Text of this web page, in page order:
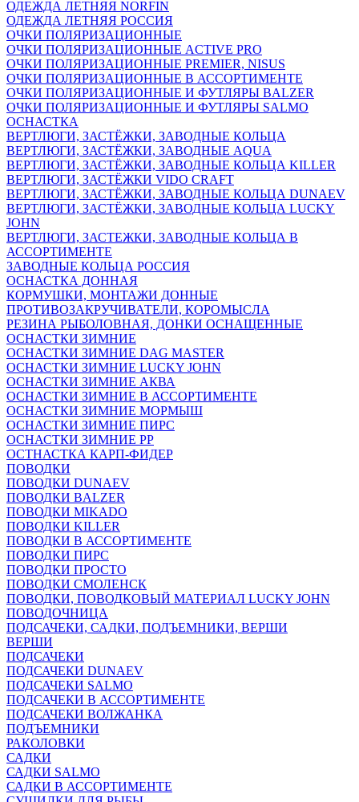
ОДЕЖДА ЛЕТНЯЯ NORFIN
ОДЕЖДА ЛЕТНЯЯ РОССИЯ
ОЧКИ ПОЛЯРИЗАЦИОННЫЕ
ОЧКИ ПОЛЯРИЗАЦИОННЫЕ ACTIVE PRO
ОЧКИ ПОЛЯРИЗАЦИОННЫЕ PREMIER, NISUS
ОЧКИ ПОЛЯРИЗАЦИОННЫЕ В АССОРТИМЕНТЕ
ОЧКИ ПОЛЯРИЗАЦИОННЫЕ И ФУТЛЯРЫ BALZER
ОЧКИ ПОЛЯРИЗАЦИОННЫЕ И ФУТЛЯРЫ SALMO
ОСНАСТКА
ВЕРТЛЮГИ, ЗАСТЁЖКИ, ЗАВОДНЫЕ КОЛЬЦА
ВЕРТЛЮГИ, ЗАСТЁЖКИ, ЗАВОДНЫЕ AQUA
ВЕРТЛЮГИ, ЗАСТЁЖКИ, ЗАВОДНЫЕ КОЛЬЦА KILLER
ВЕРТЛЮГИ, ЗАСТЁЖКИ VIDO CRAFT
ВЕРТЛЮГИ, ЗАСТЁЖКИ, ЗАВОДНЫЕ КОЛЬЦА DUNAEV
ВЕРТЛЮГИ, ЗАСТЁЖКИ, ЗАВОДНЫЕ КОЛЬЦА LUCKY
JOHN
ВЕРТЛЮГИ, ЗАСТЕЖКИ, ЗАВОДНЫЕ КОЛЬЦА В
АССОРТИМЕНТЕ
ЗАВОДНЫЕ КОЛЬЦА РОССИЯ
ОСНАСТКА ДОННАЯ
КОРМУШКИ, МОНТАЖИ ДОННЫЕ
ПРОТИВОЗАКРУЧИВАТЕЛИ, КОРОМЫСЛА
РЕЗИНА РЫБОЛОВНАЯ, ДОНКИ ОСНАЩЕННЫЕ
ОСНАСТКИ ЗИМНИЕ
ОСНАСТКИ ЗИМНИЕ DAG MASTER
ОСНАСТКИ ЗИМНИЕ LUCKY JOHN
ОСНАСТКИ ЗИМНИЕ АКВА
ОСНАСТКИ ЗИМНИЕ В АССОРТИМЕНТЕ
ОСНАСТКИ ЗИМНИЕ МОРМЫШ
ОСНАСТКИ ЗИМНИЕ ПИРС
ОСНАСТКИ ЗИМНИЕ РР
ОСТНАСТКА КАРП-ФИДЕР
ПОВОДКИ
ПОВОДКИ DUNAEV
ПОВОДКИ BALZER
ПОВОДКИ MIKADO
ПОВОДКИ KILLER
ПОВОДКИ В АССОРТИМЕНТЕ
ПОВОДКИ ПИРС
ПОВОДКИ ПРОСТО
ПОВОДКИ СМОЛЕНСК
ПОВОДКИ, ПОВОДКОВЫЙ МАТЕРИАЛ LUCKY JOHN
ПОВОДОЧНИЦА
ПОДСАЧЕКИ, САДКИ, ПОДЪЕМНИКИ, ВЕРШИ
ВЕРШИ
ПОДСАЧЕКИ
ПОДСАЧЕКИ DUNAEV
ПОДСАЧЕКИ SALMO
ПОДСАЧЕКИ В АССОРТИМЕНТЕ
ПОДСАЧЕКИ ВОЛЖАНКА
ПОДЪЕМНИКИ
РАКОЛОВКИ
САДКИ
САДКИ SALMO
САДКИ В АССОРТИМЕНТЕ